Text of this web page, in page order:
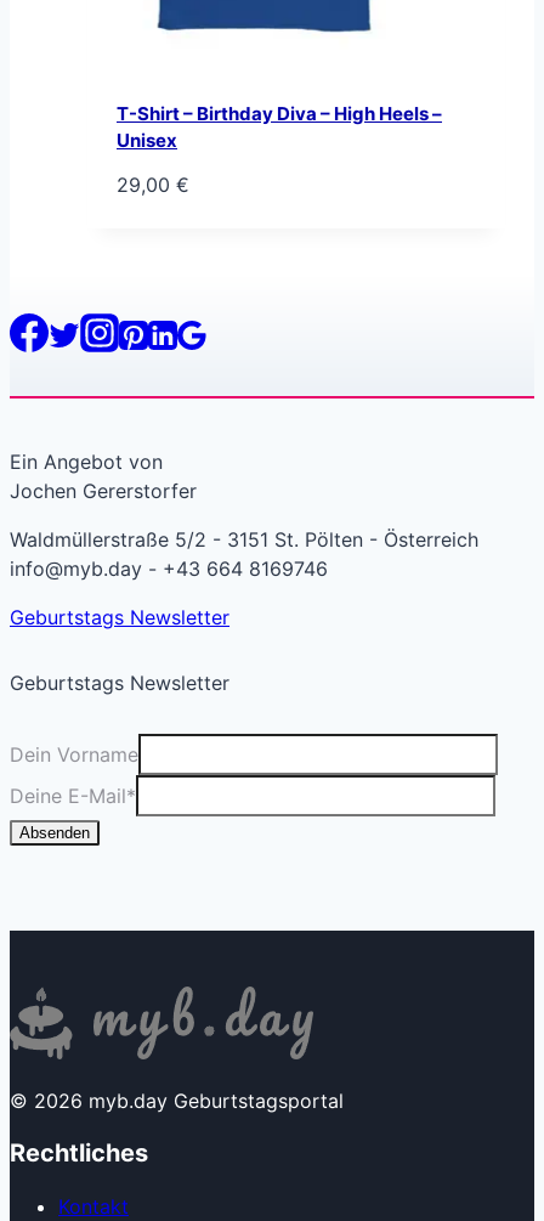
T-Shirt – Birthday Diva – High Heels –
Unisex
29,00 €
Ein Angebot von
Jochen Gererstorfer
Waldmüllerstraße 5/2 - 3151 St. Pölten - Österreich
info@myb.day - +43 664 8169746
Geburtstags Newsletter
Geburtstags Newsletter
Dein Vorname
Deine E-Mail*
Absenden
© 2026 myb.day Geburtstagsportal
Rechtliches
Kontakt